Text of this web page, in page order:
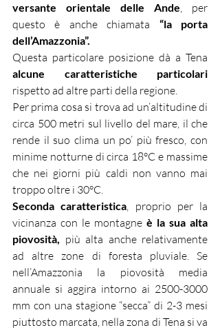
versante orientale delle Ande, per
questo è anche chiamata “la porta
dell’Amazzonia”.
alcune caratteristiche particolari
rispetto ad altre parti della regione.
Per prima cosa si trova ad un’altitudine di
circa 500 metri sul livello del mare, il che
rende il suo clima un po’ più fresco, con
minime notturne di circa 18°C e massime
che nei giorni più caldi non vanno mai
troppo oltre i 30°C.
Seconda caratteristica, proprio per la
vicinanza con le montagne è la sua alta
piovosità, più alta anche relativamente
ad altre zone di foresta pluviale. Se
nell’Amazzonia la piovosità media
annuale si aggira intorno ai 2500-3000
mm con una stagione “secca” di 2-3 mesi
piuttosto marcata, nella zona di Tena si va